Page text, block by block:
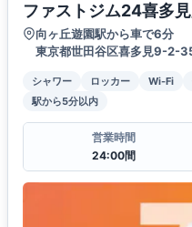
ファストジム24喜多
向ヶ丘遊園駅から車で6分
東京都世田谷区喜多見9-2-
シャワー ロッカー Wi-Fi
駅から5分以内
営業時間
24:00間